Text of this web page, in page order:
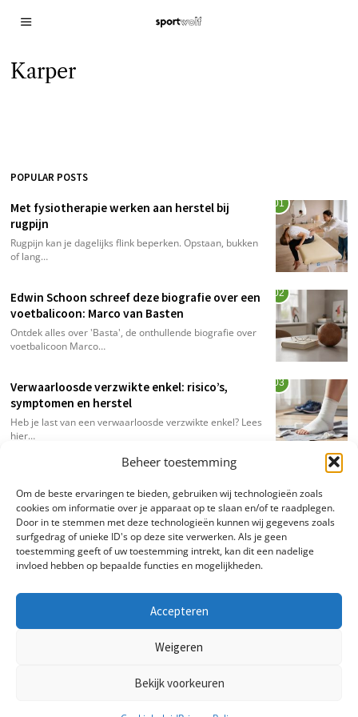
Beheer toestemming
Om de beste ervaringen te bieden, gebruiken wij technologieën zoals
cookies om informatie over je apparaat op te slaan en/of te raadplegen.
Door in te stemmen met deze technologieën kunnen wij gegevens zoals
surfgedrag of unieke ID's op deze site verwerken. Als je geen
toestemming geeft of uw toestemming intrekt, kan dit een nadelige
invloed hebben op bepaalde functies en mogelijkheden.
Accepteren
Weigeren
Bekijk voorkeuren
Karper
POPULAR POSTS
01
Met fysiotherapie werken aan herstel bij
rugpijn
Rugpijn kan je dagelijks flink beperken. Opstaan, bukken
of lang…
02
Edwin Schoon schreef deze biografie over een
voetbalicoon: Marco van Basten
Ontdek alles over 'Basta', de onthullende biografie over
voetbalicoon Marco…
03
Verwaarloosde verzwikte enkel: risico’s,
symptomen en herstel
Heb je last van een verwaarloosde verzwikte enkel? Lees
hier…